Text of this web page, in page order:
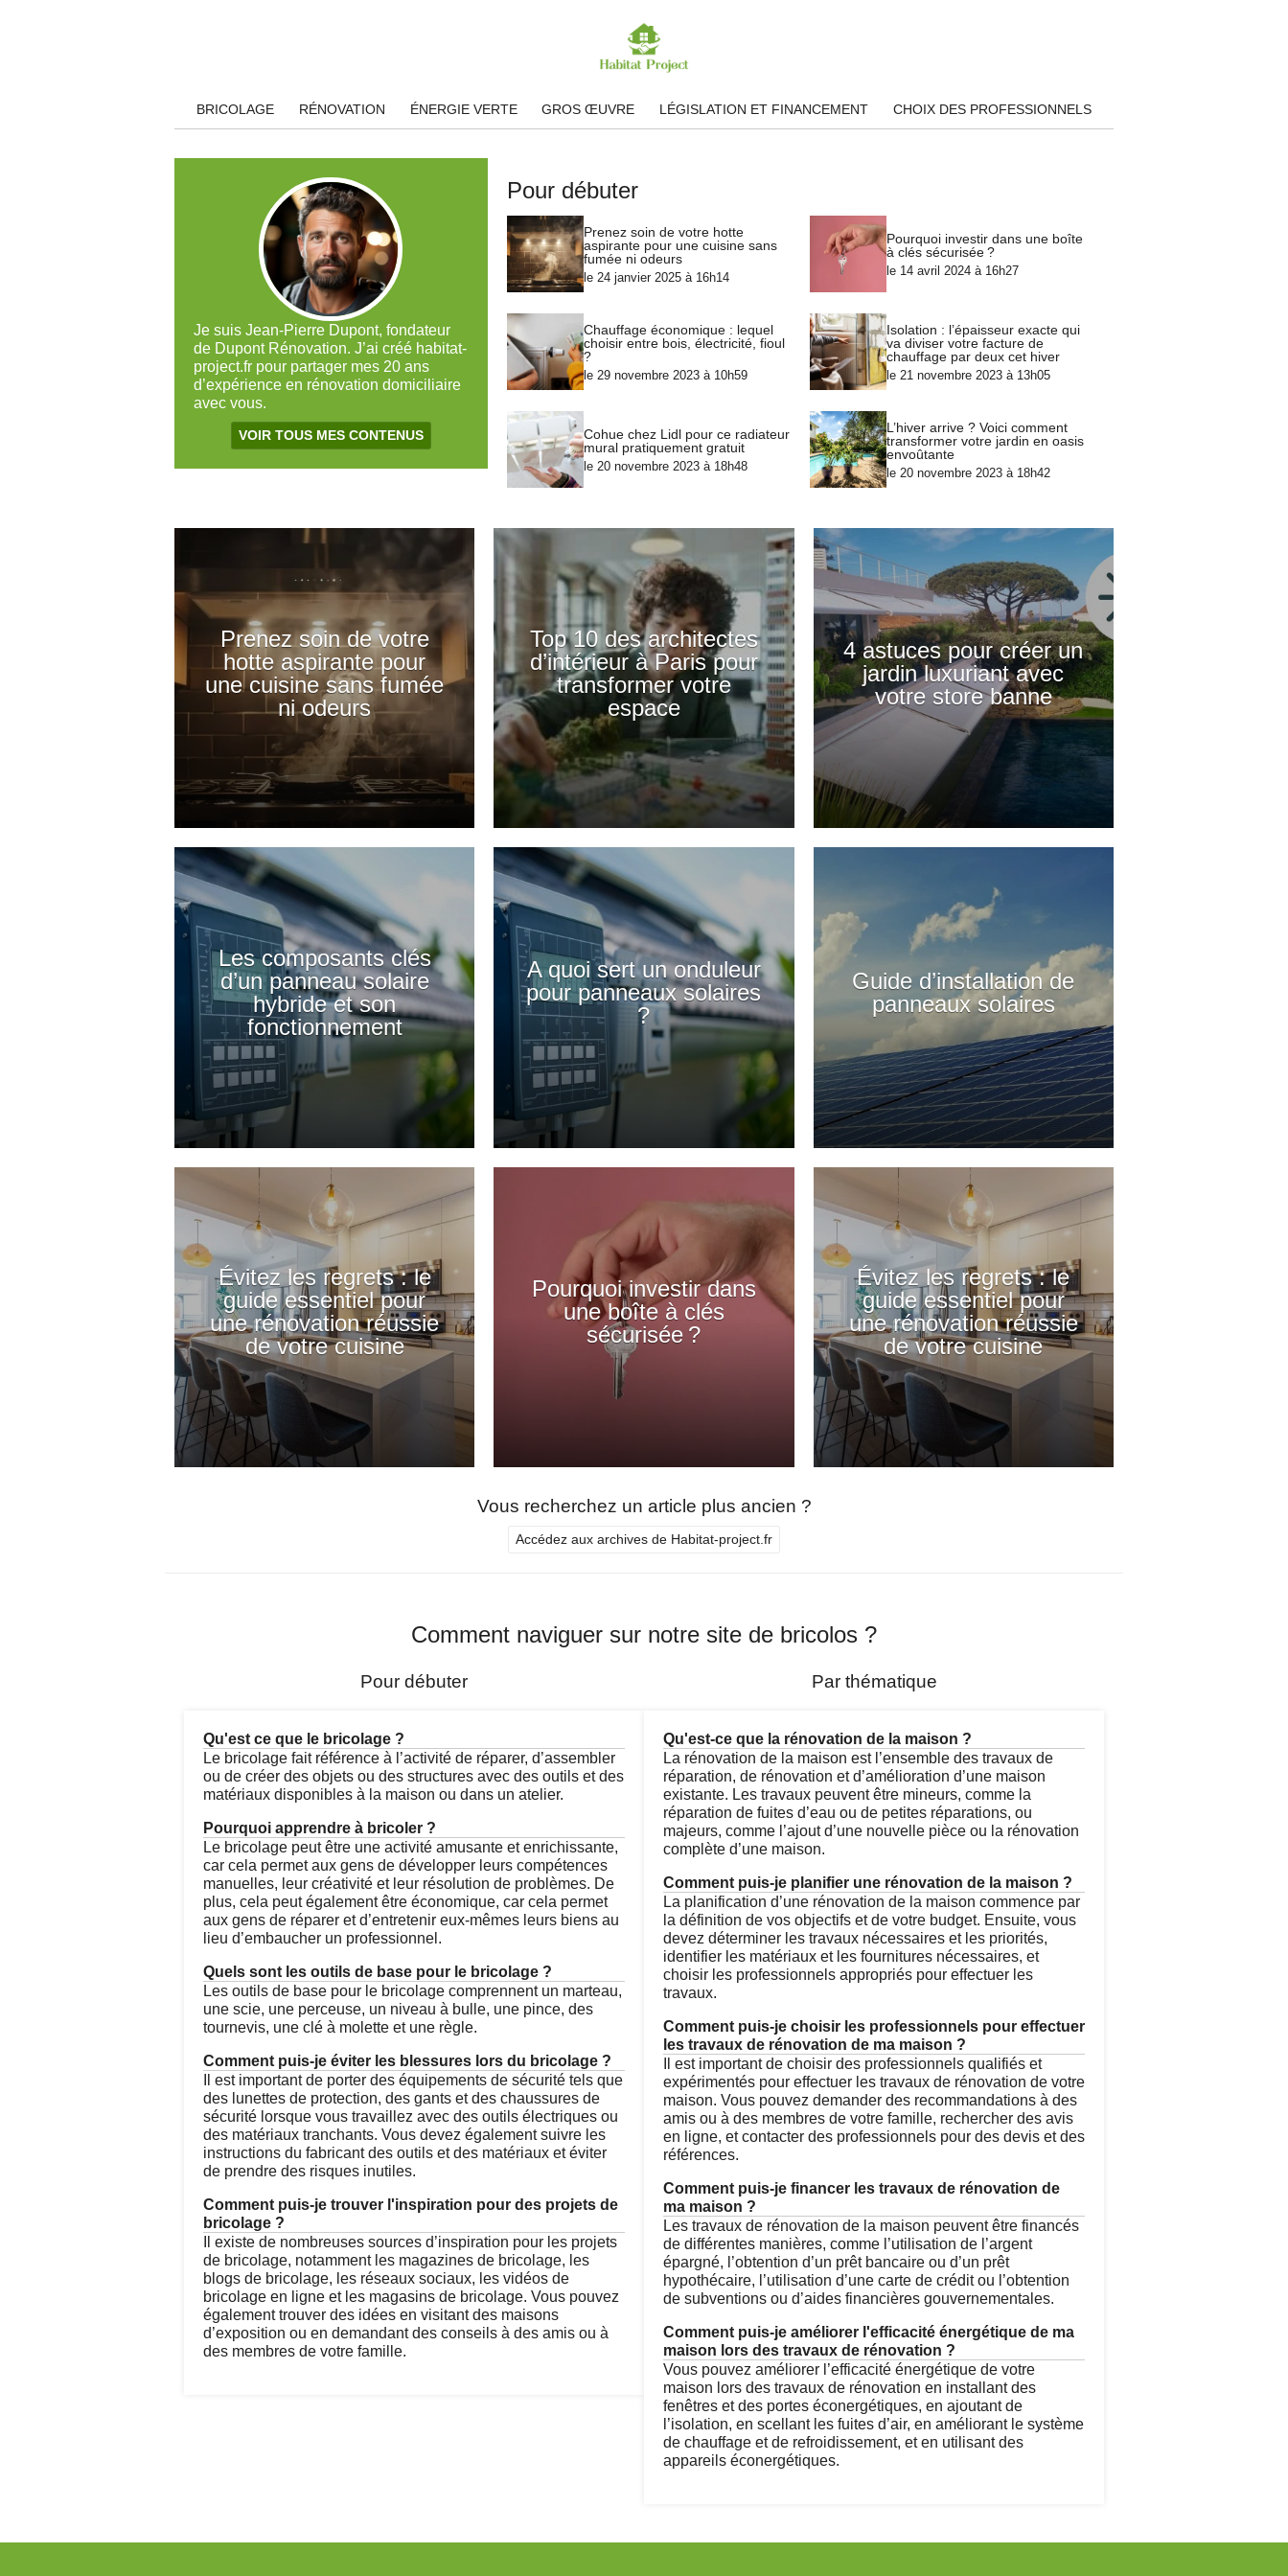
BRICOLAGE RÉNOVATION ÉNERGIE VERTE GROS ŒUVRE LÉGISLATION ET FINANCEMENT CHOIX DES PROFESSIONNELS
Je suis Jean-Pierre Dupont, fondateur
de Dupont Rénovation. J’ai créé habitat-
project.fr pour partager mes 20 ans
d’expérience en rénovation domiciliaire
avec vous.
VOIR TOUS MES CONTENUS
Pour débuter
Prenez soin de votre hotte
aspirante pour une cuisine sans
fumée ni odeurs
le 24 janvier 2025 à 16h14
Pourquoi investir dans une boîte
à clés sécurisée ?
le 14 avril 2024 à 16h27
Chauffage économique : lequel
choisir entre bois, électricité, fioul
?
le 29 novembre 2023 à 10h59
Isolation : l’épaisseur exacte qui
va diviser votre facture de
chauffage par deux cet hiver
le 21 novembre 2023 à 13h05
Cohue chez Lidl pour ce radiateur
mural pratiquement gratuit
le 20 novembre 2023 à 18h48
L’hiver arrive ? Voici comment
transformer votre jardin en oasis
envoûtante
le 20 novembre 2023 à 18h42
Prenez soin de votre
hotte aspirante pour
une cuisine sans fumée
ni odeurs
Top 10 des architectes
d’intérieur à Paris pour
transformer votre
espace
4 astuces pour créer un
jardin luxuriant avec
votre store banne
Les composants clés
d’un panneau solaire
hybride et son
fonctionnement
A quoi sert un onduleur
pour panneaux solaires
?
Guide d’installation de
panneaux solaires
Évitez les regrets : le
guide essentiel pour
une rénovation réussie
de votre cuisine
Pourquoi investir dans
une boîte à clés
sécurisée ?
Évitez les regrets : le
guide essentiel pour
une rénovation réussie
de votre cuisine
Vous recherchez un article plus ancien ?
Accédez aux archives de Habitat-project.fr
Comment naviguer sur notre site de bricolos ?
Pour débuter
Qu'est ce que le bricolage ?
Le bricolage fait référence à l’activité de réparer, d’assembler
ou de créer des objets ou des structures avec des outils et des
matériaux disponibles à la maison ou dans un atelier.
Pourquoi apprendre à bricoler ?
Le bricolage peut être une activité amusante et enrichissante,
car cela permet aux gens de développer leurs compétences
manuelles, leur créativité et leur résolution de problèmes. De
plus, cela peut également être économique, car cela permet
aux gens de réparer et d’entretenir eux-mêmes leurs biens au
lieu d’embaucher un professionnel.
Quels sont les outils de base pour le bricolage ?
Les outils de base pour le bricolage comprennent un marteau,
une scie, une perceuse, un niveau à bulle, une pince, des
tournevis, une clé à molette et une règle.
Comment puis-je éviter les blessures lors du bricolage ?
Il est important de porter des équipements de sécurité tels que
des lunettes de protection, des gants et des chaussures de
sécurité lorsque vous travaillez avec des outils électriques ou
des matériaux tranchants. Vous devez également suivre les
instructions du fabricant des outils et des matériaux et éviter
de prendre des risques inutiles.
Comment puis-je trouver l'inspiration pour des projets de
bricolage ?
Il existe de nombreuses sources d’inspiration pour les projets
de bricolage, notamment les magazines de bricolage, les
blogs de bricolage, les réseaux sociaux, les vidéos de
bricolage en ligne et les magasins de bricolage. Vous pouvez
également trouver des idées en visitant des maisons
d’exposition ou en demandant des conseils à des amis ou à
des membres de votre famille.
Par thématique
Qu'est-ce que la rénovation de la maison ?
La rénovation de la maison est l’ensemble des travaux de
réparation, de rénovation et d’amélioration d’une maison
existante. Les travaux peuvent être mineurs, comme la
réparation de fuites d’eau ou de petites réparations, ou
majeurs, comme l’ajout d’une nouvelle pièce ou la rénovation
complète d’une maison.
Comment puis-je planifier une rénovation de la maison ?
La planification d’une rénovation de la maison commence par
la définition de vos objectifs et de votre budget. Ensuite, vous
devez déterminer les travaux nécessaires et les priorités,
identifier les matériaux et les fournitures nécessaires, et
choisir les professionnels appropriés pour effectuer les
travaux.
Comment puis-je choisir les professionnels pour effectuer
les travaux de rénovation de ma maison ?
Il est important de choisir des professionnels qualifiés et
expérimentés pour effectuer les travaux de rénovation de votre
maison. Vous pouvez demander des recommandations à des
amis ou à des membres de votre famille, rechercher des avis
en ligne, et contacter des professionnels pour des devis et des
références.
Comment puis-je financer les travaux de rénovation de
ma maison ?
Les travaux de rénovation de la maison peuvent être financés
de différentes manières, comme l’utilisation de l’argent
épargné, l’obtention d’un prêt bancaire ou d’un prêt
hypothécaire, l’utilisation d’une carte de crédit ou l’obtention
de subventions ou d’aides financières gouvernementales.
Comment puis-je améliorer l'efficacité énergétique de ma
maison lors des travaux de rénovation ?
Vous pouvez améliorer l’efficacité énergétique de votre
maison lors des travaux de rénovation en installant des
fenêtres et des portes éconergétiques, en ajoutant de
l’isolation, en scellant les fuites d’air, en améliorant le système
de chauffage et de refroidissement, et en utilisant des
appareils éconergétiques.